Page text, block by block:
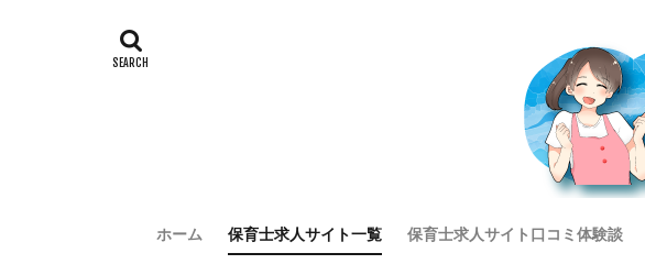
ホーム 保育士求人サイト一覧 保育士求人サイト口コミ体験談